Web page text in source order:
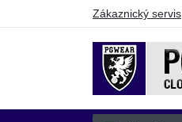
Zákaznický servis